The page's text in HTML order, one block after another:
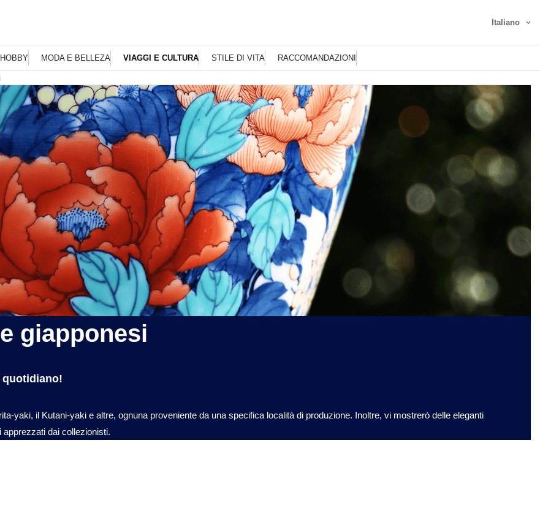
Italiano
MODA E BELLEZA VIAGGI E CULTURA STILE DI VITA RACCOMANDAZIONI
giapponesi
quotidiano!
yaki, il Kutani-yaki e altre, ognuna proveniente da una specifica località di produzione. Inoltre, vi mostrerò delle eleganti
apprezzati dai collezionisti.